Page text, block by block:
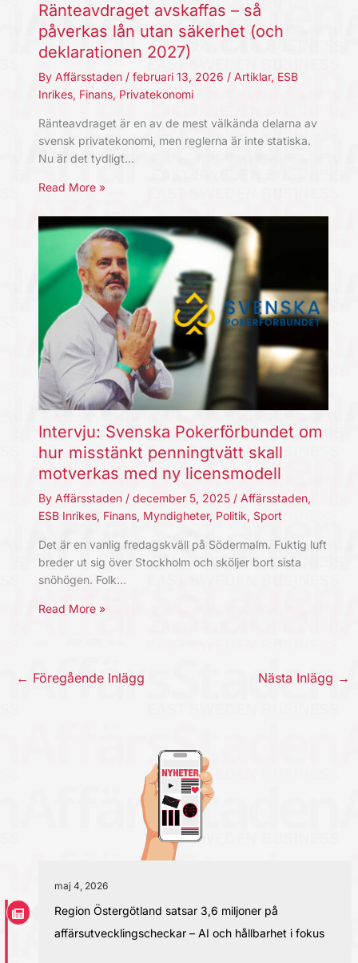
Ränteavdraget avskaffas – så
påverkas lån utan säkerhet (och
deklarationen 2027)
By Affärsstaden / februari 13, 2026 / Artiklar, ESB
Inrikes, Finans, Privatekonomi
Ränteavdraget är en av de mest välkända delarna av
svensk privatekonomi, men reglerna är inte statiska.
Nu är det tydligt…
Read More »
Intervju: Svenska Pokerförbundet om
hur misstänkt penningtvätt skall
motverkas med ny licensmodell
By Affärsstaden / december 5, 2025 / Affärsstaden,
ESB Inrikes, Finans, Myndigheter, Politik, Sport
Det är en vanlig fredagskväll på Södermalm. Fuktig luft
breder ut sig över Stockholm och sköljer bort sista
snöhögen. Folk…
Read More »
← Föregående Inlägg Nästa Inlägg →
maj 4, 2026
Region Östergötland satsar 3,6 miljoner på
affärsutvecklingscheckar – AI och hållbarhet i fokus